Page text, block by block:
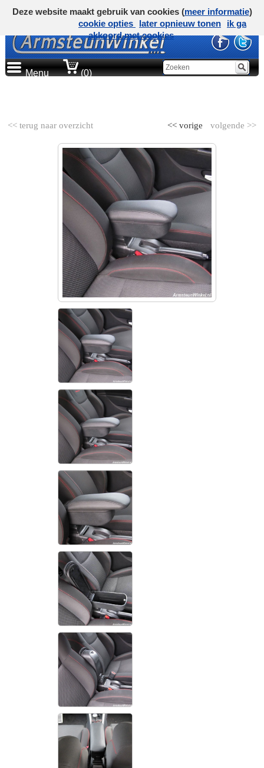
Menu (0)
<< terug naar overzicht volgende >>
<< vorige
Deze website maakt gebruik van cookies (meer informatie)
cookie opties
later opnieuw tonen
ik ga
akkoord met cookies